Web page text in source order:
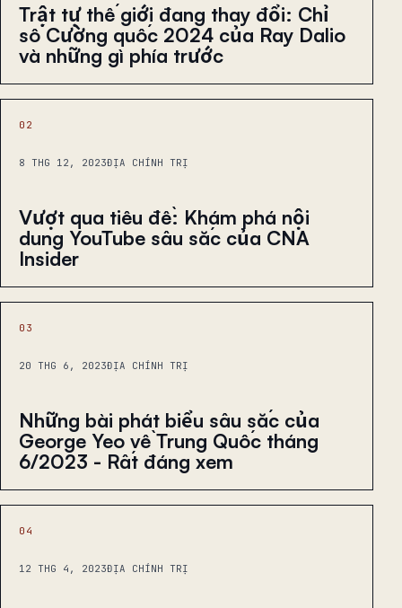
Trật tự thế giới đang thay đổi: Chỉ
số Cường quốc 2024 của Ray Dalio
và những gì phía trước
02
8 THG 12, 2023ĐỊA CHÍNH TRỊ
Vượt qua tiêu đề: Khám phá nội
dung YouTube sâu sắc của CNA
Insider
03
20 THG 6, 2023ĐỊA CHÍNH TRỊ
Những bài phát biểu sâu sắc của
George Yeo về Trung Quốc tháng
6/2023 - Rất đáng xem
04
12 THG 4, 2023ĐỊA CHÍNH TRỊ